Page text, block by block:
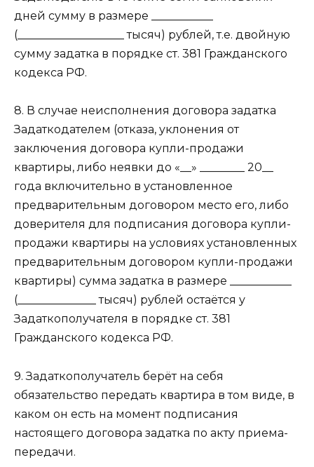
дней сумму в размере ___________
(___________________ тысяч) рублей, т.е. двойную
сумму задатка в порядке ст. 381 Гражданского
кодекса РФ.
8. В случае неисполнения договора задатка
Задаткодателем (отказа, уклонения от
заключения договора купли-продажи
квартиры, либо неявки до «__» ________ 20__
года включительно в установленное
предварительным договором место его, либо
доверителя для подписания договора купли-
продажи квартиры на условиях установленных
предварительным договором купли-продажи
квартиры) сумма задатка в размере ___________
(______________ тысяч) рублей остаётся у
Задаткополучателя в порядке ст. 381
Гражданского кодекса РФ.
9. Задаткополучатель берёт на себя
обязательство передать квартира в том виде, в
каком он есть на момент подписания
настоящего договора задатка по акту приема-
передачи.